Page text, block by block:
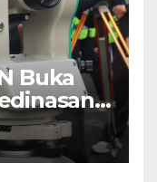
Buka
yang
dan Tata